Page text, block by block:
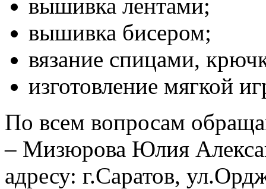
вышивка лентами;
вышивка бисером;
вязание спицами,
изготовление мягкой
По всем вопросам
– Мизюрова Юлия
адресу: г.Саратов,